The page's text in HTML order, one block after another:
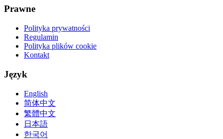
Prawne
Polityka prywatności
Regulamin
Polityka plików cookie
Kontakt
Język
English
简体中文
繁體中文
日本語
한국어